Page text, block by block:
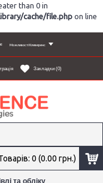
than 0 in
cache/file.php on line
Можливості Клеверенс
Закладки (0)
0 (0.00 грн.)
та обліку